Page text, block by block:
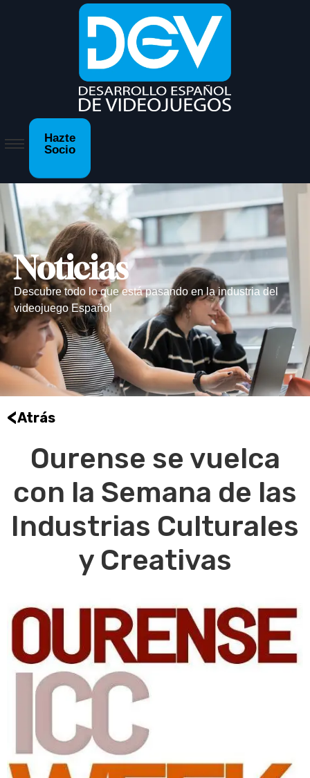
Hazte
Socio
Noticias
Descubre todo lo que está pasando en la industria del
videojuego Español
<Atrás
Ourense se vuelca
con la Semana de las
Industrias Culturales
y Creativas